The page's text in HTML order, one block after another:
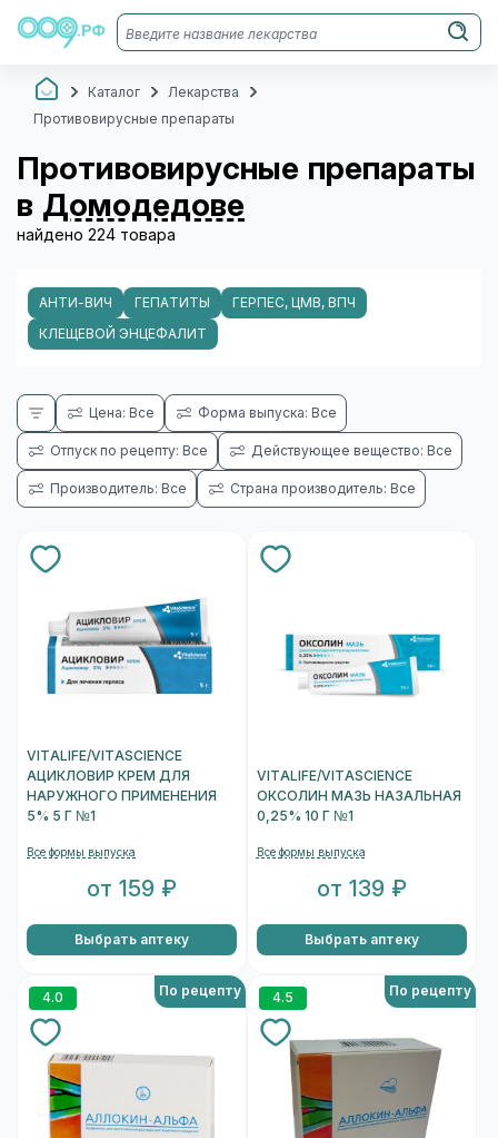
Каталог
Лекарства
Противовирусные препараты
Противовирусные препараты
в Домодедове
найдено 224 товара
АНТИ-ВИЧ ГЕПАТИТЫ
ГЕРПЕС, ЦМВ, ВПЧ
КЛЕЩЕВОЙ ЭНЦЕФАЛИТ
Цена: Все Форма выпуска: Все
Отпуск по рецепту: Все Действующее вещество: Все
Производитель: Все Страна производитель: Все
VITALIFE/VITASCIENCE
АЦИКЛОВИР КРЕМ ДЛЯ
НАРУЖНОГО ПРИМЕНЕНИЯ
5% 5 Г №1
Все формы выпуска
от 159 ₽
Выбрать аптеку
VITALIFE/VITASCIENCE
ОКСОЛИН МАЗЬ НАЗАЛЬНАЯ
0,25% 10 Г №1
Все формы выпуска
от 139 ₽
Выбрать аптеку
4.0 По рецепту 4.5 По рецепту